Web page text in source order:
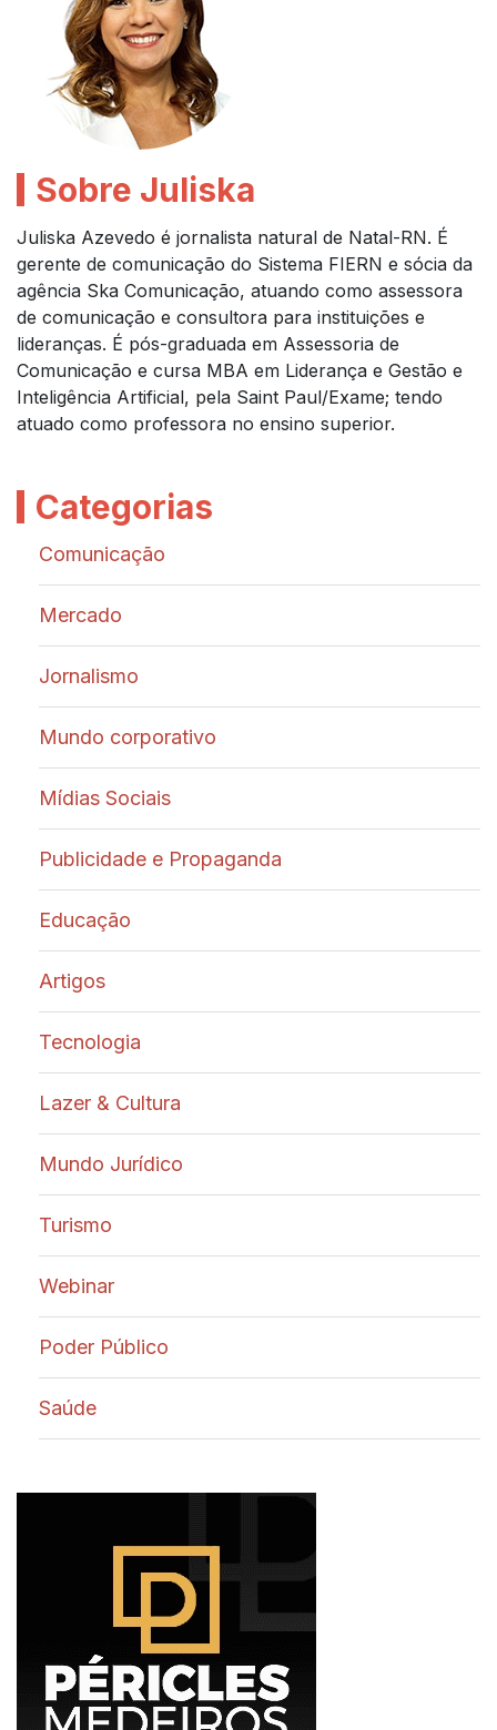
Sobre Juliska
Juliska Azevedo é jornalista natural de Natal-RN. É
gerente de comunicação do Sistema FIERN e sócia da
agência Ska Comunicação, atuando como assessora
de comunicação e consultora para instituições e
lideranças. É pós-graduada em Assessoria de
Comunicação e cursa MBA em Liderança e Gestão e
Inteligência Artificial, pela Saint Paul/Exame; tendo
atuado como professora no ensino superior.
Categorias
Comunicação
Mercado
Jornalismo
Mundo corporativo
Mídias Sociais
Publicidade e Propaganda
Educação
Artigos
Tecnologia
Lazer & Cultura
Mundo Jurídico
Turismo
Webinar
Poder Público
Saúde